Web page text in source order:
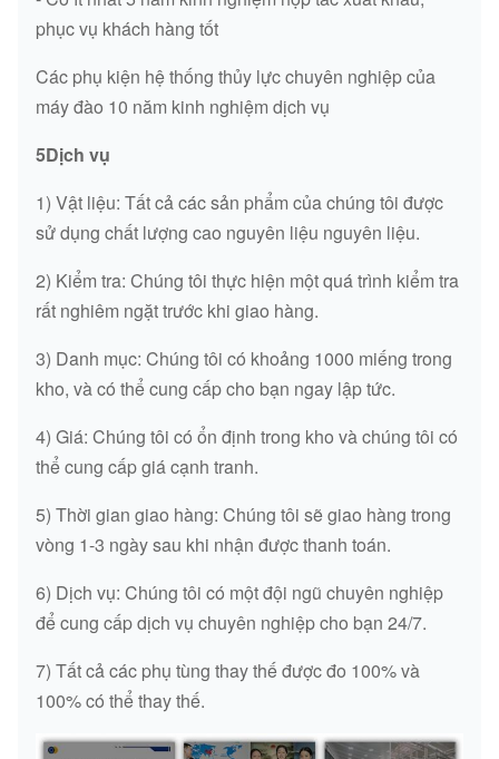
VOE 14602295
GASKET
9Y-8389
GASKET
/
121-5736
GASKET
4P-1526
GASKET /
phục vụ khách hàng tốt
Các phụ kiện hệ thống thủy lực chuyên nghiệp của
máy đào 10 năm kinh nghiệm dịch vụ
5Dịch vụ
1) Vật liệu: Tất cả các sản phẩm của chúng tôi được
sử dụng chất lượng cao nguyên liệu nguyên liệu.
2) Kiểm tra: Chúng tôi thực hiện một quá trình kiểm tra
rất nghiêm ngặt trước khi giao hàng.
3) Danh mục: Chúng tôi có khoảng 1000 miếng trong
kho, và có thể cung cấp cho bạn ngay lập tức.
4) Giá: Chúng tôi có ổn định trong kho và chúng tôi có
thể cung cấp giá cạnh tranh.
5) Thời gian giao hàng: Chúng tôi sẽ giao hàng trong
vòng 1-3 ngày sau khi nhận được thanh toán.
6) Dịch vụ: Chúng tôi có một đội ngũ chuyên nghiệp
để cung cấp dịch vụ chuyên nghiệp cho bạn 24/7.
7) Tất cả các phụ tùng thay thế được đo 100% và
100% có thể thay thế.